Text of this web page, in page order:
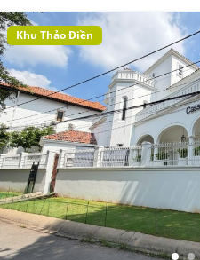
Khu Thảo Điền